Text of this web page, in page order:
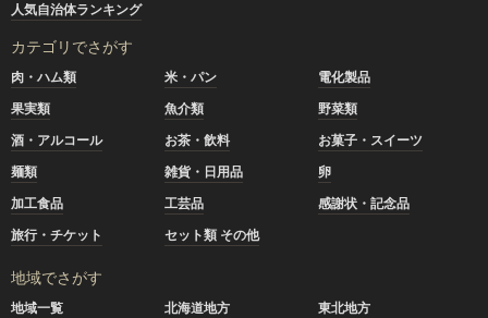
人気自治体ランキング
カテゴリでさがす
肉・ハム類 米・パン
電化製品
果実類
魚介類
野菜類
酒・アルコール
お茶・飲料
お菓子・スイーツ
麺類
雑貨・日用品
卵
加工食品
工芸品
感謝状・記念品
旅行・チケット
セット類 その他
地域でさがす
地域一覧 北海道地方
東北地方